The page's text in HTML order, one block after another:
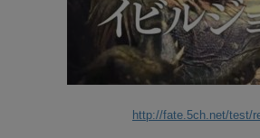
http://fate.5ch.net/test/